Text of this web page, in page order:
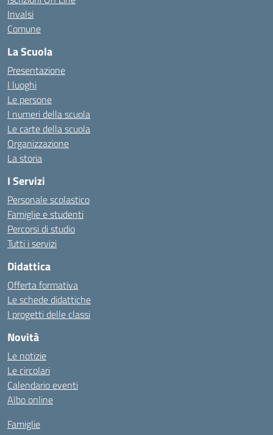
Invalsi
Comune
La Scuola
Presentazione
I luoghi
Le persone
I numeri della scuola
Le carte della scuola
Organizzazione
La storia
I Servizi
Personale scolastico
Famiglie e studenti
Percorsi di studio
Tutti i servizi
Didattica
Offerta formativa
Le schede didattiche
I progetti delle classi
Novità
Le notizie
Le circolari
Calendario eventi
Albo online
Famiglie